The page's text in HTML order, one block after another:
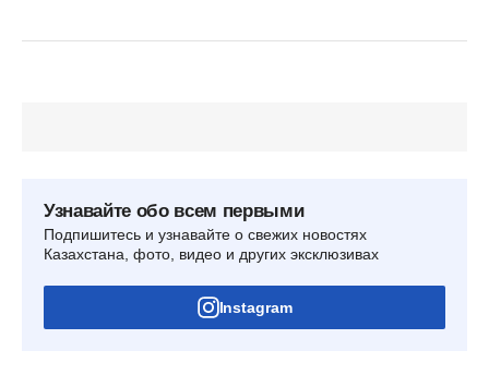
Узнавайте обо всем первыми
Подпишитесь и узнавайте о свежих новостях
Казахстана, фото, видео и других эксклюзивах
Instagram